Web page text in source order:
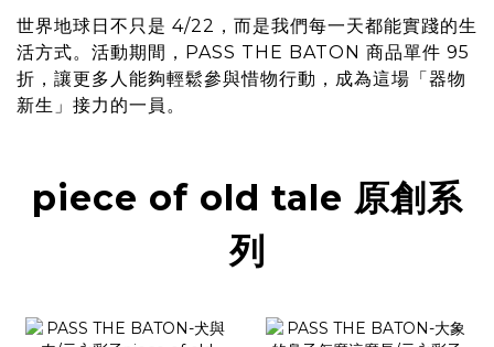
世界地球日不只是 4/22，而是我們每⼀天都能實踐的生
活方式。活動期間，PASS THE BATON 商品單件 95
折，讓更多人能夠輕鬆參與惜物行動，成為這場「器物
新生」接力的一員。
piece of old tale 原創系
列